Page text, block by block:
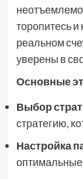
торопитесь и
реальном
уверены в
Основные
Выбор
стратегию,
Настройка